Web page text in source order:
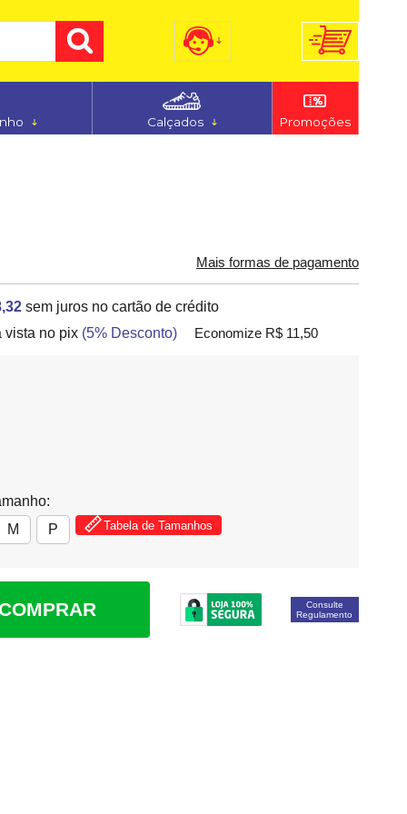
3255-7186
Calçados Promoções
Mais formas de pagamento
sem juros no cartão de crédito
vista no pix (5% Desconto) Economize R$ 11,50
M
P Tabela de Tamanhos
Consulte
Regulamento